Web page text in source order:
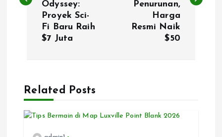
v
Odyssey:
Proyek Sci-
Fi Baru Raih
$7 Juta
Penurunan,
Harga
Resmi Naik
$50
Related Posts